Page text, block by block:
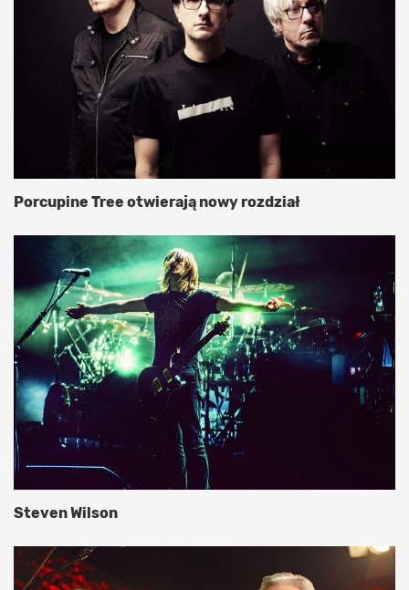
Porcupine Tree otwierają nowy rozdział
Steven Wilson